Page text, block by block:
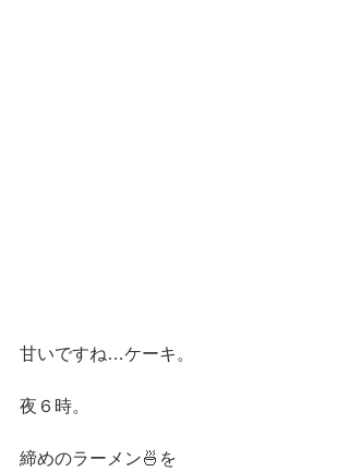
甘いですね…ケーキ。
夜６時。
締めのラーメン🍜を